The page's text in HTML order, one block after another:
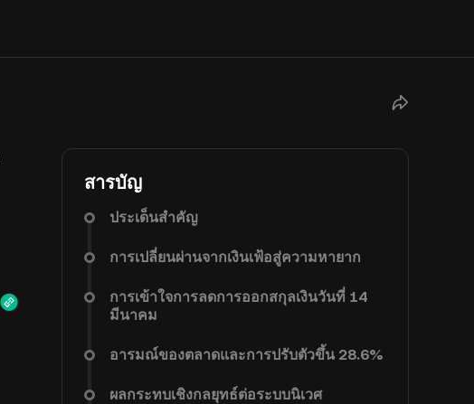
สารบัญ
ประเด็นสำคัญ
การเปลี่ยนผ่านจากเงินเฟ้อสู่ความหายาก
การเข้าใจการลดการออกสกุลเงินวันที่ 14
มีนาคม
อารมณ์ของตลาดและการปรับตัวขึ้น 28.6%
ผลกระทบเชิงกลยุทธ์ต่อระบบนิเวศ